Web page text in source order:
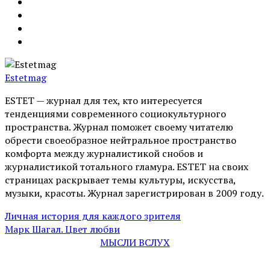
Estetmag
ESTET — журнал для тех, кто интересуeтся
тенденциями современного социокультурного
пространства. Журнал поможет своему читателю
обрести своеобразное нейтральное пространство
комфорта между журналистикой снобов и
журналистикой тотального гламура. ESTET на своих
страницах раскрывает темы культуры, искусства,
музыки, красоты. Журнал зарегистрирован в 2009 году.
Личная история для каждого зрителя
Марк Шагал. Цвет любви
МЫСЛИ ВСЛУХ